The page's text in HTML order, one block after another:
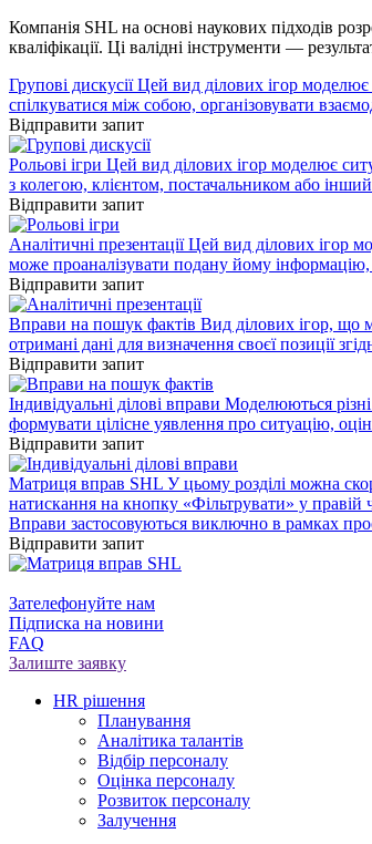
Компанія SHL на основі наукових підходів
кваліфікації. Ці валідні інструменти —
Групові дискусіїЦей вид ділових ігор моделює
спілкуватися між собою, організовувати
Відправити запит
Рольові ігри Цей вид ділових ігор моделює
з колегою, клієнтом, постачальником або
Відправити запит
Аналітичні презентаціїЦей вид ділових ігор
може проаналізувати подану йому інформацію,
Відправити запит
Вправи на пошук фактів Вид ділових ігор, що
отримані дані для визначення своєї позиції
Відправити запит
Індивідуальні ділові вправи Моделюються
формувати цілісне уявлення про ситуацію,
Відправити запит
Матриця вправ SHL У цьому розділі можна
натискання на кнопку «Фільтрувати» у правій
Вправи застосовуються виключно в рамках
Відправити запит
Зателефонуйте нам
Підписка на новини
FAQ
Залиште заявку
HR рішення
Планування
Аналітика талантів
Відбір персоналу
Оцінка персоналу
Розвиток персоналу
Залучення